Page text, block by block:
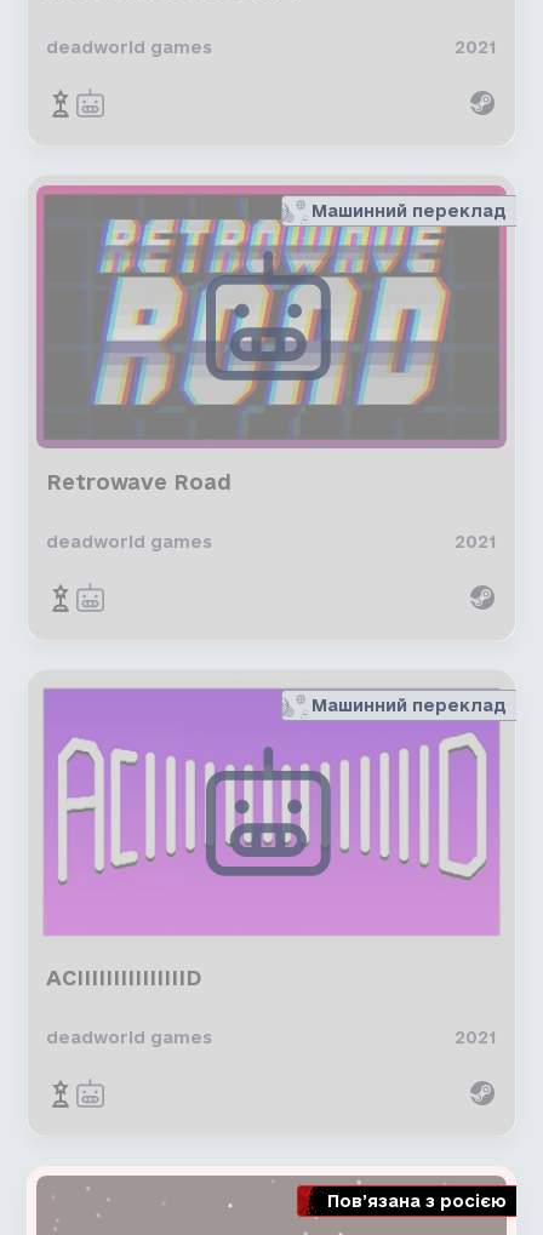
deadworld games 2021
Машинний переклад
Retrowave Road
deadworld games 2021
Машинний переклад
ACIIIIIIIIIIIIIIID
deadworld games 2021
Пов’язана з росією